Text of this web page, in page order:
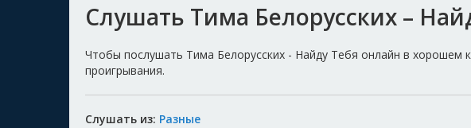
Слушать Тима Белорусских –
Чтобы послушать Тима Белорусских - Найду Тебя онлайн в хорошем
проигрывания.
Слушать из: Разные